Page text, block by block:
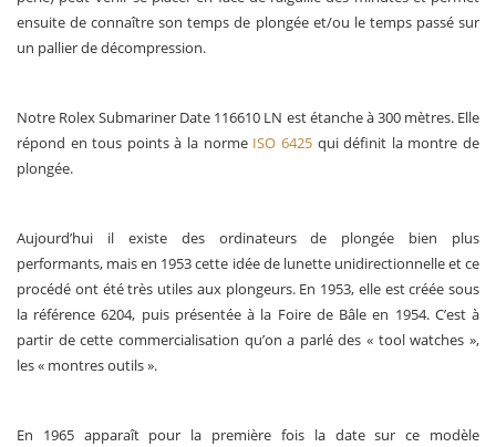
ensuite de connaître son temps de plongée et/ou le temps passé sur
un pallier de décompression.
Notre Rolex Submariner Date 116610 LN est étanche à 300 mètres. Elle
répond en tous points à la norme ISO 6425qui définit la montre de
plongée.
Aujourd’hui il existe des ordinateurs de plongée bien plus
performants, mais en 1953 cette idée de lunette unidirectionnelle et ce
procédé ont été très utiles aux plongeurs. En 1953, elle est créée sous
la référence 6204, puis présentée à la Foire de Bâle en 1954. C’est à
partir de cette commercialisation qu’on a parlé des « tool watches »,
les « montres outils ».
En 1965 apparaît pour la première fois la date sur ce modèle